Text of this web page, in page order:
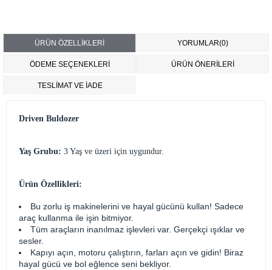
ÜRÜN ÖZELLIKLERI YORUMLAR(0)
ÖDEME SEÇENEKLERI ÜRÜN ÖNERILERI
TESLİMAT VE İADE
Driven Buldozer
Yaş Grubu: 3 Yaş ve üzeri için uygundur.
Ürün Özellikleri:
Bu zorlu iş makinelerini ve hayal gücünü kullan! Sadece
araç kullanma ile işin bitmiyor.
Tüm araçların inanılmaz işlevleri var. Gerçekçi ışıklar ve
sesler.
Kapıyı açın, motoru çalıştırın, farları açın ve gidin! Biraz
hayal gücü ve bol eğlence seni bekliyor.